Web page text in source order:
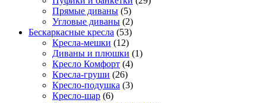
Прямые диваны (5)
Угловые диваны (2)
Бескаркасные кресла (53)
Кресла-мешки (12)
Диваны и плюшки (1)
Кресло Комфорт (4)
Кресла-груши (26)
Кресло-подушка (3)
Кресло-шар (6)